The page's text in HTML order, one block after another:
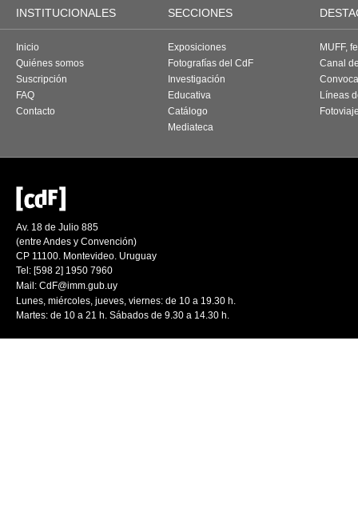
INSTITUCIONALES SECCIONES
Inicio
Quiénes somos
Suscripción
FAQ
Contacto
Exposiciones
Fotografías del CdF
Investigación
Educativa
Catálogo
Mediateca
MUFF,
Canal
Líneas
Av. 18 de Julio 885
(entre Andes y Convención)
CP 11100. Montevideo. Uruguay
Tel: [598 2] 1950 7960
Mail: CdF@imm.gub.uy
Lunes, miércoles, jueves, viernes: de 10 a 19.30 h.
Martes: de 10 a 21 h. Sábados de 9.30 a 14.30 h.